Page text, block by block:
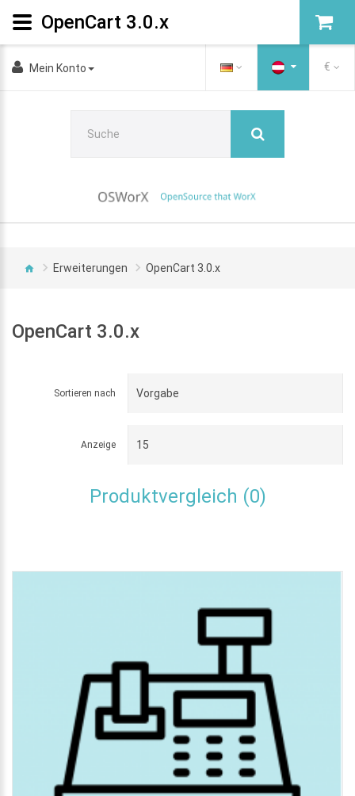
Mein Konto €
Erweiterungen OpenCart 3.0.x
OpenCart 3.0.x
Sortieren nach
Anzeige
Produktvergleich (0)
OpenCart 3.0.x